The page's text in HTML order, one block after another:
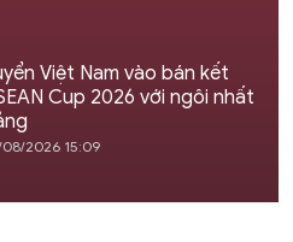
Việt Nam vào bán kết
Cup 2026 với ngôi nhất
08/2026 15:09